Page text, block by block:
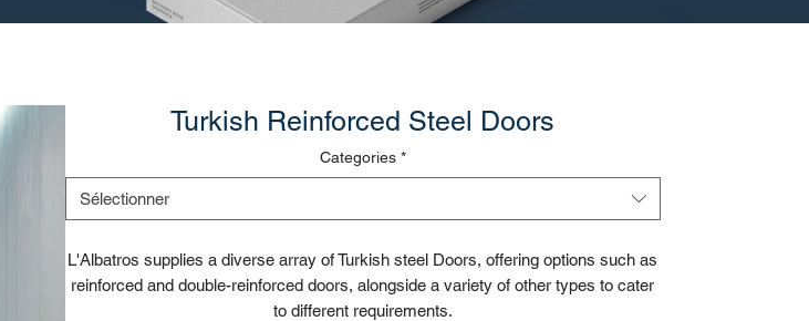
Turkish Reinforced Steel Doors
Categories *
Sélectionner
L'Albatros supplies a diverse array of Turkish steel Doors, offering options such as
reinforced and double-reinforced doors, alongside a variety of other types to cater
to different requirements.